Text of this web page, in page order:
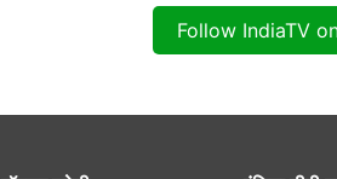
Follow IndiaTV